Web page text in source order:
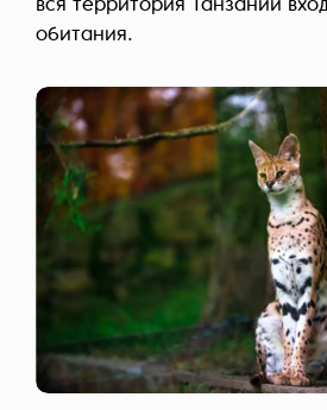
вся территория Танзании
обитания.